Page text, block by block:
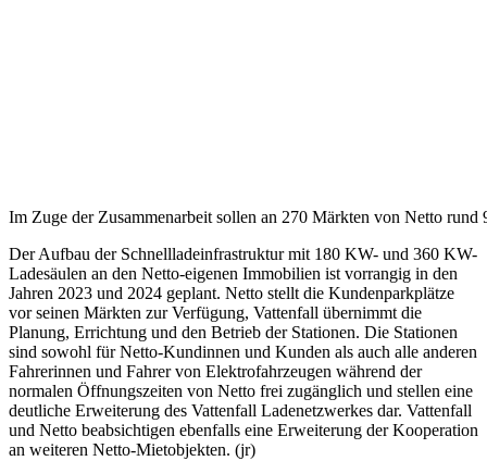
Im Zuge der Zusammenarbeit sollen an 270 Märkten von Netto
Der Aufbau der Schnellladeinfrastruktur mit 180 KW- und 360 KW-
Ladesäulen an den Netto-eigenen Immobilien ist vorrangig in den
Jahren 2023 und 2024 geplant. Netto stellt die Kundenparkplätze
vor seinen Märkten zur Verfügung, Vattenfall übernimmt die
Planung, Errichtung und den Betrieb der Stationen. Die Stationen
sind sowohl für Netto-Kundinnen und Kunden als auch alle anderen
Fahrerinnen und Fahrer von Elektrofahrzeugen während der
normalen Öffnungszeiten von Netto frei zugänglich und stellen eine
deutliche Erweiterung des Vattenfall Ladenetzwerkes dar. Vattenfall
und Netto beabsichtigen ebenfalls eine Erweiterung der Kooperation
an weiteren Netto-Mietobjekten. (jr)